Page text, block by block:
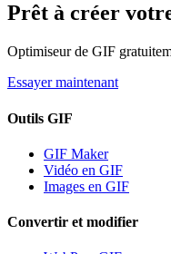
Prêt à créer
Optimiseur de GIF
Essayer maintenant
Outils GIF
GIF Maker
Vidéo en GIF
Images en GIF
Convertir et modifier